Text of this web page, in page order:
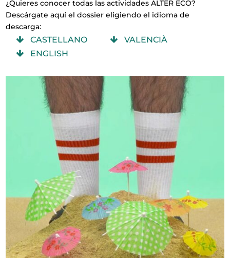
¿Quieres conocer todas las actividades ALTER ECO?
Descárgate aquí el dossier eligiendo el idioma de
descarga:
CASTELLANO
VALENCIÀ
ENGLISH